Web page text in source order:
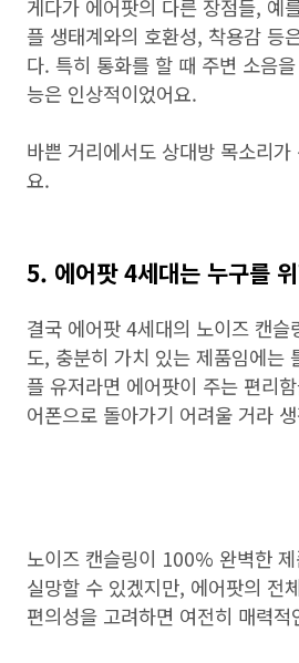
게다가 에어팟의 다른 장점들, 예
플 생태계와의 호환성, 착용감 등
다. 특히 통화를 할 때 주변 소음
능은 인상적이었어요.
바쁜 거리에서도 상대방 목소리
요.
5. 에어팟 4세대는 누구를
결국 에어팟 4세대의 노이즈 캔슬
도, 충분히 가치 있는 제품임에는
플 유저라면 에어팟이 주는 편리
어폰으로 돌아가기 어려울 거라
노이즈 캔슬링이 100% 완벽한
실망할 수 있겠지만, 에어팟의 전
편의성을 고려하면 여전히 매력적